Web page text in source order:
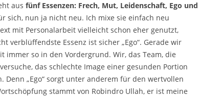
aus fünf Essenzen: Frech, Mut, Leidenschaft, Ego und
sich, nun ja nicht neu. Ich mixe sie einfach neu
mit Personalarbeit vielleicht schon eher genutzt,
verblüffendste Essenz ist sicher „Ego“. Gerade wir
immer so in den Vordergrund. Wir, das Team, die
das schlechte Image einer gesunden Portion
Denn „Ego“ sorgt unter anderem für den wertvollen
stammt von Robindro Ullah, er ist meine